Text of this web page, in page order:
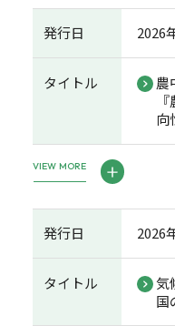
発行日 2026
タイトル
農
向
VIEW MORE
発行日 2026
タイトル
気
国